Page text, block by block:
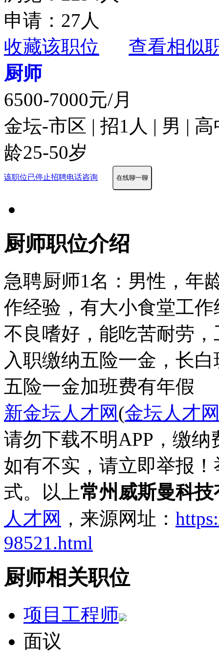
申请：27人
收藏该职位
查看相似
厨师
6500-7000元/月
金坛-市区 | 招1人 | 男 |
龄25-50岁
该职位已停止招聘电话咨询 在线聊一聊
厨师职位介绍
急聘厨师1名：男性，年
作经验，有大小食堂工
不良嗜好，能吃苦耐劳
入职缴纳五险一金，长
五险一金加班费有年假
新金坛人才网(金坛人才
请勿下载不明APP，缴
如有不实，请立即举报
式。以上常州威斯曼科
人才网 ，来源网址：
98521.html
厨师相关职位
项目工程师
面议